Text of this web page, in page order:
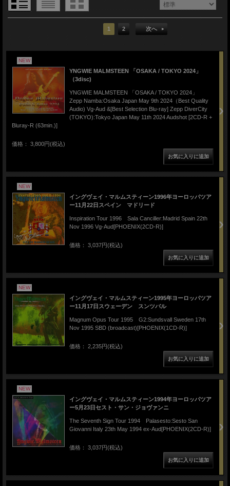
1 2 次へ
NEW
YNGWIE MALMSTEEN 「OSAKA / TOKYO 2024」
（3disc)
YNGWIE MALMSTEEN 「OSAKA / TOKYO 2024」
Zepp Namba:Osaka Japan May 9th 2024（Best Quality
Audio) Vg-Aud &[Best Selection Blu-ray] Zepp DiverCity
(TOKYO):Tokyo Japan May 11th 2024 Audshot [2CD-R +
Bluray-R (63min.)]
価格： 3,800円(税込)
NEW
イングヴェイ・マルムスティーン1996年ヨーロッパツア
ー11月22日スペイン マドリード
Inspiration Tour 1996 Sala Canciller:Madrid Spain 22th
Nov 1996 Vg-Aud[PHOENIX(2CD-R)]
価格： 3,037円(税込)
NEW
イングヴェイ・マルムスティーン1995年ヨーロッパツア
ー11月17日スウェーデン スンツバル
Magnum Opus Tour 1995 G2:Sundsvall Sweden 17th
Nov 1995 SBD (broadcast)[PHOENIX(1CD-R)]
価格： 2,235円(税込)
NEW
イングヴェイ・マルムスティーン1994年ヨーロッパツア
ー5月23日セスト・サン・ジョヴァンニ
The Seventh Sign Tour 1994 Palasesto:Sesto San
Giovanni Italy 23th May 1994 ex-Aud[PHOENIX(2CD-R)]
価格： 3,037円(税込)